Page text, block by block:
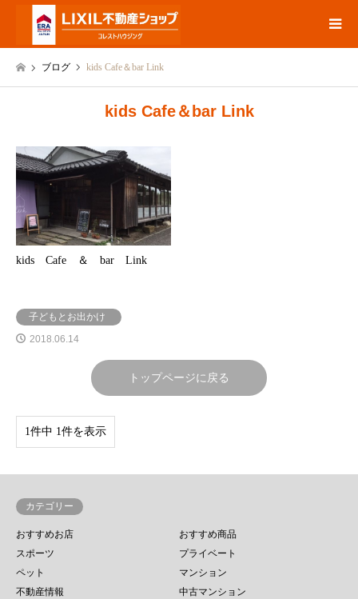
ブログ kids Cafe＆bar Link
kids Cafe＆bar Link
kids Cafe ＆ bar Link
子どもとお出かけ
2018.06.14
トップページに戻る
1件中 1件を表示
カテゴリー
おすすめお店
おすすめ商品
スポーツ
プライベート
ペット
マンション
不動産情報
中古マンション